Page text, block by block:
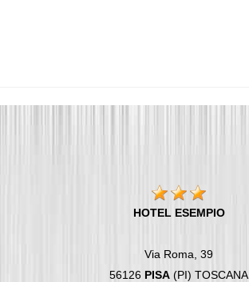
HOTEL ESEMPIO
Via Roma, 39
56126 PISA (PI) TOSCANA